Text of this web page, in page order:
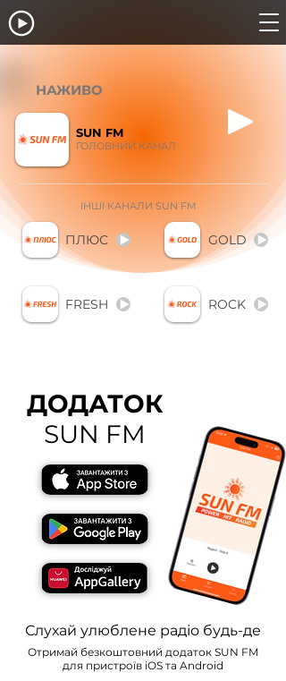
НАЖИВО
SUN FM
ГОЛОВНИЙ КАНАЛ
ІНШІ КАНАЛИ SUN FM
ПЛЮС GOLD
FRESH ROCK
ДОДАТОК
SUN FM
Слухай улюблене радіо будь-де
Отримай безкоштовний додаток SUN FM
для пристроїв iOS та Android